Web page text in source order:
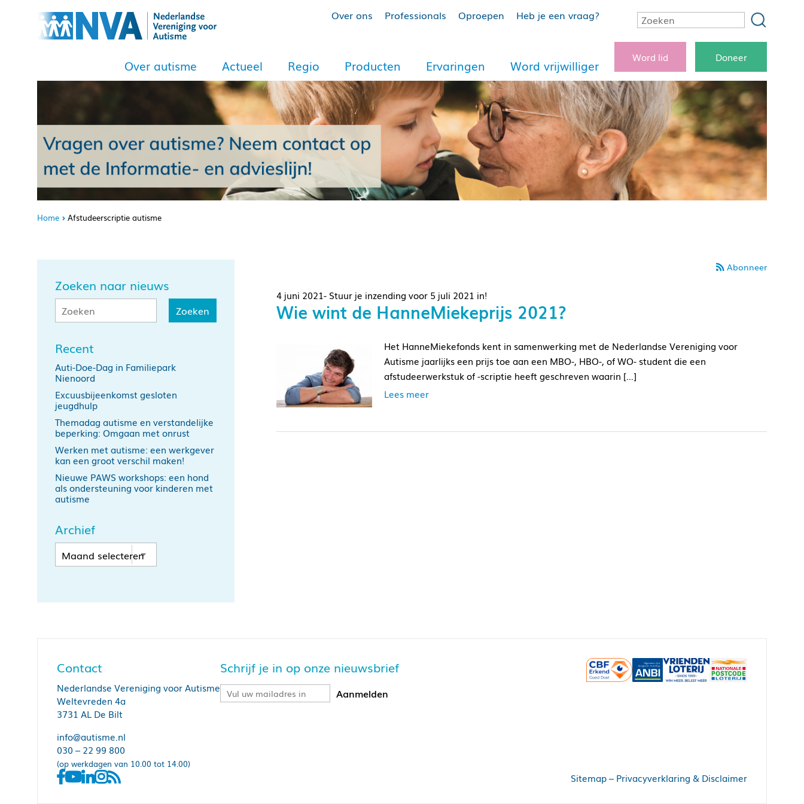
Over ons Professionals Oproepen Heb je een vraag?
Over autisme Actueel Regio Producten Ervaringen Word vrijwilliger
Word lid Doneer
Home Afstudeerscriptie autisme
Zoeken naar nieuws
Recent
Auti-Doe-Dag in Familiepark
Nienoord
Excuusbijeenkomst gesloten
jeugdhulp
Themadag autisme en verstandelijke
beperking: Omgaan met onrust
Werken met autisme: een werkgever
kan een groot verschil maken!
Nieuwe PAWS workshops: een hond
als ondersteuning voor kinderen met
autisme
Archief
Abonneer
4 juni 2021- Stuur je inzending voor 5 juli 2021 in!
Wie wint de HanneMiekeprijs 2021?
Het HanneMiekefonds kent in samenwerking met de Nederlandse Vereniging voor
Autisme jaarlijks een prijs toe aan een MBO-, HBO-, of WO- student die een
afstudeerwerkstuk of -scriptie heeft geschreven waarin […]
Lees meer
Contact
Nederlandse Vereniging voor Autisme
Weltevreden 4a
3731 AL De Bilt
info@autisme.nl
030 – 22 99 800
(op werkdagen van 10.00 tot 14.00)
Schrijf je in op onze nieuwsbrief
Sitemap– Privacyverklaring & Disclaimer